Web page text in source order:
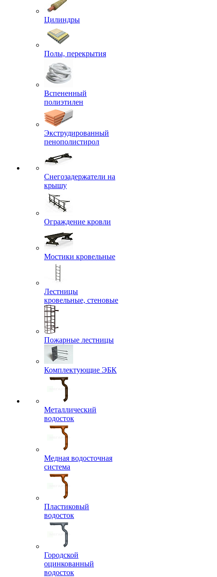
Цилиндры
Полы, перекрытия
Вспененный
полиэтилен
Экструдированный
пенополистирол
Снегозадержатели на
крышу
Ограждение кровли
Мостики кровельные
Лестницы
кровельные, стеновые
Пожарные лестницы
Комплектующие ЭБК
Металлический
водосток
Медная водосточная
система
Пластиковый
водосток
Городской
оцинкованный
водосток